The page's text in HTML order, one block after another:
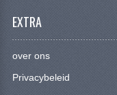
EXTRA
over ons
Privacybeleid